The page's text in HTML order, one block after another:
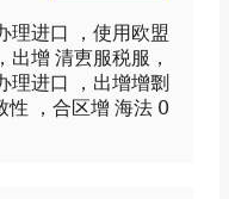
办理进口 ，使用欧盟
，出增 清叀服税服，
办理进口 ，出增增㔌